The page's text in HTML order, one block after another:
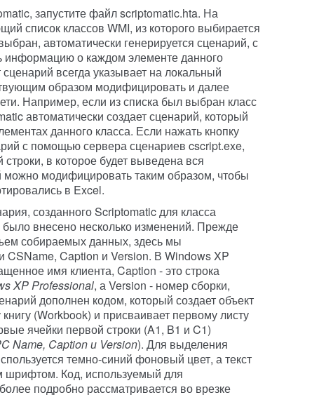
запустите файл scriptomatic.hta. На
список классов WMI, из которого выбирается
автоматически генерируется сценарий, с
информацию о каждом элементе данного
всегда указывает на локальный
образом модифицировать и далее
Например, если из списка был выбран класс
автоматически создает сценарий, который
данного класса. Если нажать кнопку
с помощью сервера сценариев cscript.exe,
в которое будет выведена вся
модифицировать таким образом, чтобы
в Excel.
созданного Scriptomatic для класса
внесено несколько изменений. Прежде
собираемых данных, здесь мы
CSName, Caption и Version. В Windows XP
имя клиента, Caption - это строка
XP Professional, а Version - номер сборки,
дополнен кодом, который создает объект
(Workbook) и присваивает первому листу
ячейки первой строки (A1, B1 и C1)
Name, Caption и Version). Для выделения
темно-синий фоновый цвет, а текст
Код, используемый для
подробно рассматривается во врезке